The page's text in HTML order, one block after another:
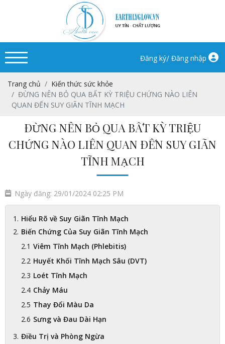
Đăng ký/ Đăng nhập
Trang chủ
Kiến thức sức khỏe
ĐỪNG NÊN BỎ QUA BẤT KỲ TRIỆU CHỨNG NÀO LIÊN
QUAN ĐẾN SUY GIÃN TĨNH MẠCH
ĐỪNG NÊN BỎ QUA BẤT KỲ TRIỆU
CHỨNG NÀO LIÊN QUAN ĐẾN SUY GIÃN
TĨNH MẠCH
Ngày đăng: 29/01/2024 02:25 PM
Hiểu Rõ về Suy Giãn Tĩnh Mạch
Biến Chứng Của Suy Giãn Tĩnh Mạch
Viêm Tĩnh Mạch (Phlebitis)
Huyết Khối Tĩnh Mạch Sâu (DVT)
Loét Tĩnh Mạch
Chảy Máu
Thay Đổi Màu Da
Sưng và Đau Dài Hạn
Điều Trị và Phòng Ngừa